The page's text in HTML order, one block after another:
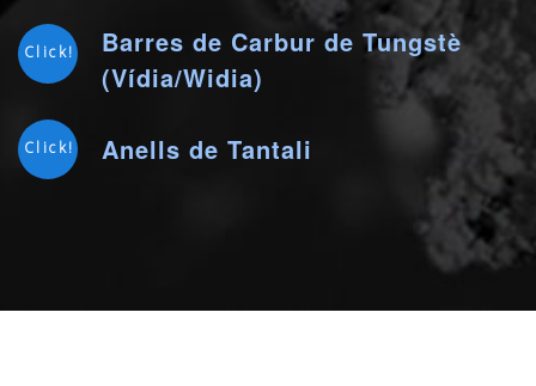
Click!
Barres de Carbur de Tungstè
(Vídia/Widia)
Click! Anells de Tantali